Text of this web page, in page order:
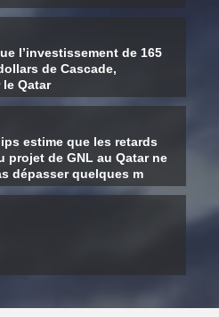
face au défi de la
l’investissement de 165
de Cascade,
Qatar
estime que les retards
projet de GNL au Qatar ne
dépasser quelques m